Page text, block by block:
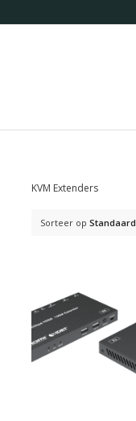
KVM Extenders
Sorteer opStandaard